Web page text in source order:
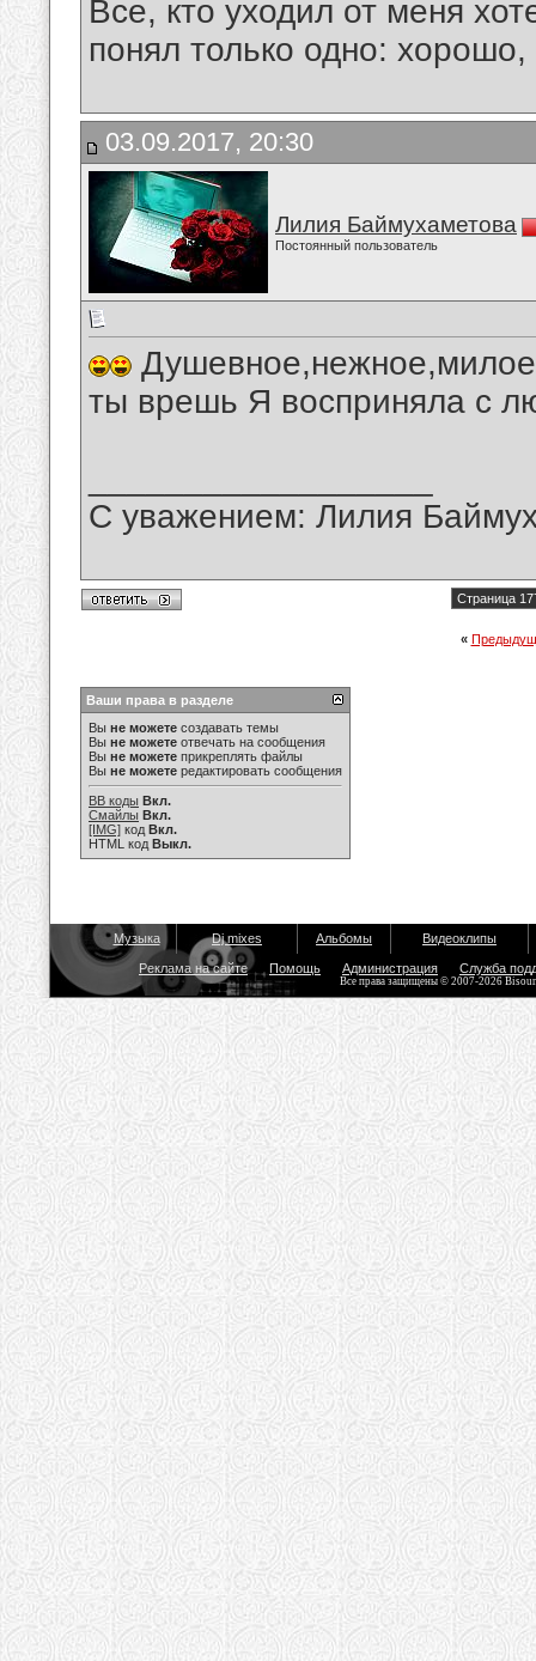
Все, кто уходил от меня
понял только одно:
03.09.2017, 20:30
Лилия Баймухаметова
Постоянный пользователь
ты врешь Я восприняла с
С уважением: Лилия
Страница
«
Ваши права в разделе
Вы не можете создавать темы
Вы не можете отвечать на сообщения
Вы не можете прикреплять файлы
Вы не можете редактировать сообщения
BB коды Вкл.
Смайлы Вкл.
[IMG] код Вкл.
HTML код Выкл.
Музыка Dj mixes Альбомы Видеоклипы
Реклама на сайте Помощь Администрация Служба
Все права защищены © 2007-2026